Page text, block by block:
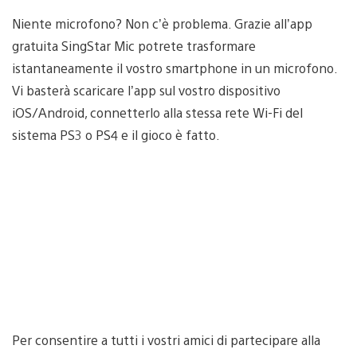
Niente microfono? Non c’è problema. Grazie all’app
gratuita SingStar Mic potrete trasformare
istantaneamente il vostro smartphone in un microfono.
Vi basterà scaricare l’app sul vostro dispositivo
iOS/Android, connetterlo alla stessa rete Wi-Fi del
sistema PS3 o PS4 e il gioco è fatto.
Per consentire a tutti i vostri amici di partecipare alla